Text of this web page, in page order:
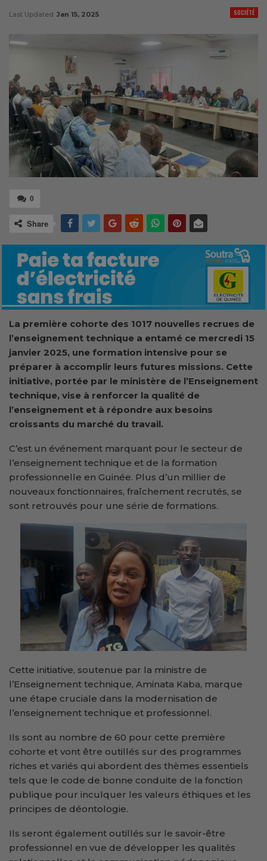
SOCIÉTÉ
Last Updated Jan 15, 2025
0
Share
La première cohorte des 1017 nouvelles recrues de
l’enseignement technique a entamé ce mercredi 15
janvier 2025, une formation intensive pour se
préparer à accomplir leurs futures missions. Cette
initiative, portée par le ministère de l’Enseignement
technique, vise à renforcer la qualité de
l’enseignement et à répondre aux besoins
croissants du marché du travail.
C’est un événement marquant pour le secteur de
l’enseignement technique et de la formation
professionnelle en Guinée. Plus d’un millier de
nouveaux fonctionnaires, fraîchement recrutés, se
sont retrouvés pour une série de formations.
Cette initiative, soutenue par la ministre de
l’Enseignement technique, Aminata Kaba, marque
une étape cruciale dans la modernisation de
l’enseignement technique et professionnel.
Ils sont au nombre de 60 pour cette première
cohorte et vont être outillés sur des programmes
riches et variés qui abordent des thèmes essentiels
tels que le code de bonne conduite de la fonction
publique pour inculquer les valeurs éthiques et les
principes de déontologie.
Ils seront également outillés sur le savoir-être
professionnel en vue de développer les qualités